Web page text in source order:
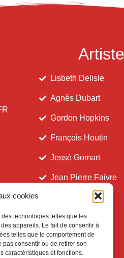
cookies
technologies telles que les
appareils. Le fait de consentir à
telles que le comportement de
consentir ou de retirer son
caractéristiques et fonctions.
Lisbeth Delisle
Agnès Dubart
Gordon Hopkins
François Houtin
Jessé Gomart
Jean Pierre Faivre